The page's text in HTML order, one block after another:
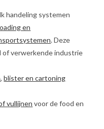
handeling systemen
en
. Deze
of verwerkende industrie
,blister en cartoning
vullijnen voor de food en